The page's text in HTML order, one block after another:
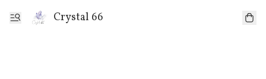
Crystal 66